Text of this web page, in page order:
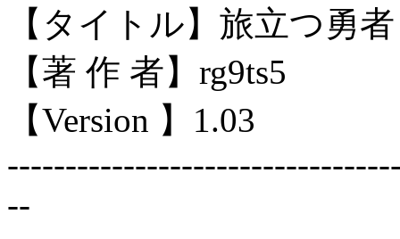
【タイトル】旅立つ勇
【著 作 者】rg9ts5
【Version 】1.03
--